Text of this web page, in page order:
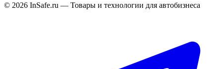
© 2026 InSafe.ru — Товары и технологии для автобизнеса